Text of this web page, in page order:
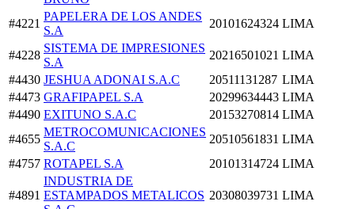
#4221
PAPELERA DE LOS ANDES
S.A
20101624324 LIMA
#4228
SISTEMA DE IMPRESIONES
S.A
20216501021 LIMA
#4430 JESHUA ADONAI S.A.C 20511131287 LIMA
#4473 GRAFIPAPEL S.A 20299634443 LIMA
#4490 EXITUNO S.A.C 20153270814 LIMA
#4655
METROCOMUNICACIONES
S.A.C
20510561831 LIMA
#4757 ROTAPEL S.A 20101314724 LIMA
#4891
INDUSTRIA DE
ESTAMPADOS METALICOS 20308039731 LIMA